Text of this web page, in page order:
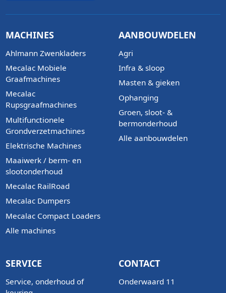
MACHINES
Ahlmann Zwenkladers
Mecalac Mobiele
Graafmachines
Mecalac
Rupsgraafmachines
Multifunctionele
Grondverzetmachines
Elektrische Machines
Maaiwerk / berm- en
slootonderhoud
Mecalac RailRoad
Mecalac Dumpers
Mecalac Compact Loaders
Alle machines
AANBOUWDELEN
Agri
Infra & sloop
Masten & gieken
Ophanging
Groen, sloot- &
bermonderhoud
Alle aanbouwdelen
SERVICE
Service, onderhoud of
CONTACT
Onderwaard 11